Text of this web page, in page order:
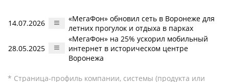
14.07.2026
«МегаФон» обновил сеть в Воронеже для
летних прогулок и отдыха в парках
28.05.2025
«МегаФон» на 25% ускорил мобильный
интернет в историческом центре
Воронежа
* Страница-профиль компании, системы (продукта или